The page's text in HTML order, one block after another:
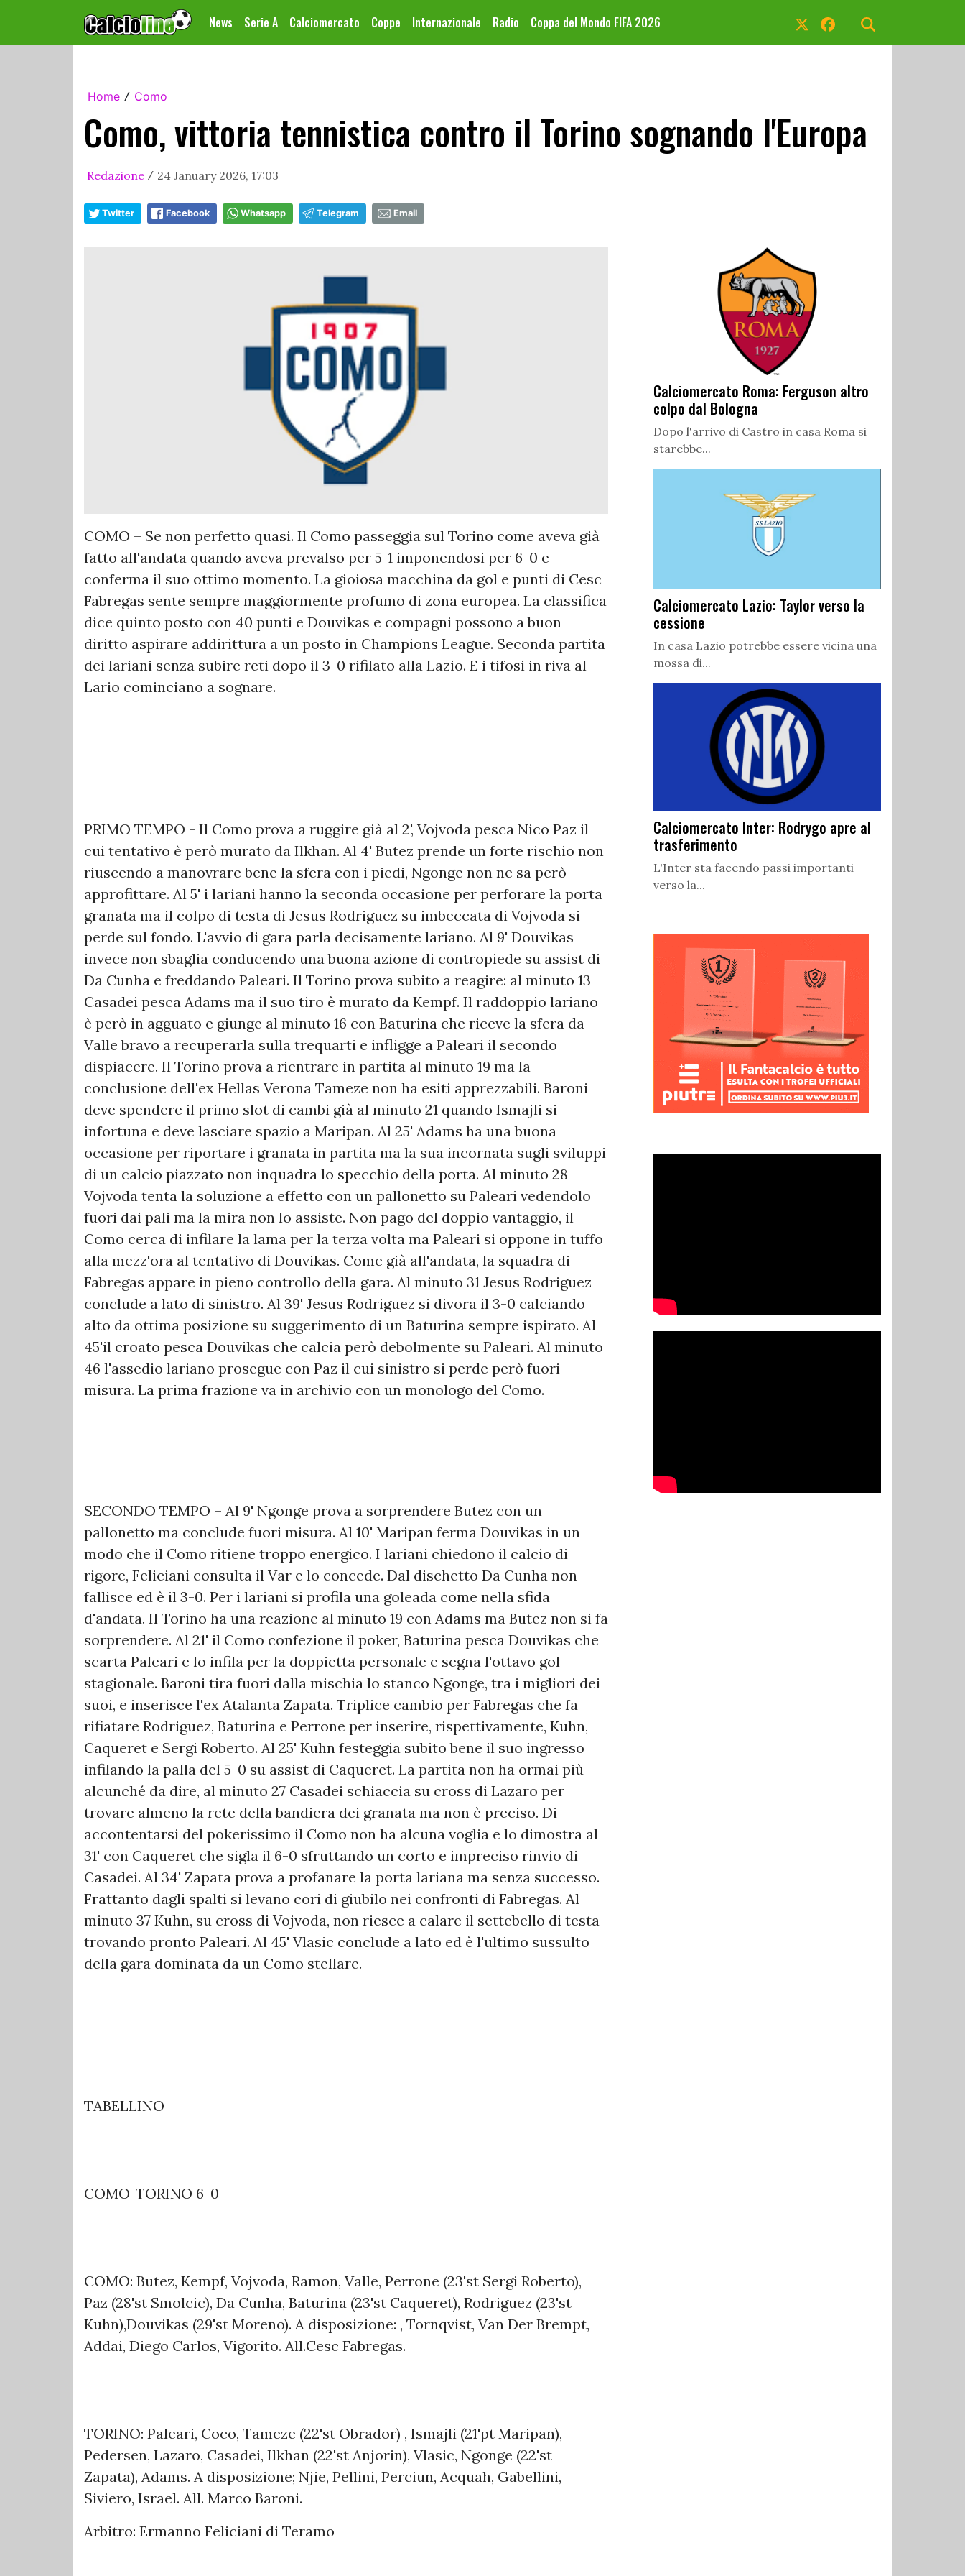
News Serie A Calciomercato Coppe Internazionale Radio Coppa del Mondo FIFA 2026
Home / Como
Como, vittoria tennistica contro il Torino sognando l'Europa
Redazione / 24 January 2026, 17:03
Twitter Facebook Whatsapp Telegram Email
COMO – Se non perfetto quasi. Il Como passeggia sul Torino come aveva già
fatto all'andata quando aveva prevalso per 5-1 imponendosi per 6-0 e
conferma il suo ottimo momento. La gioiosa macchina da gol e punti di Cesc
Fabregas sente sempre maggiormente profumo di zona europea. La classifica
dice quinto posto con 40 punti e Douvikas e compagni possono a buon
diritto aspirare addirittura a un posto in Champions League. Seconda partita
dei lariani senza subire reti dopo il 3-0 rifilato alla Lazio. E i tifosi in riva al
Lario cominciano a sognare.
PRIMO TEMPO - Il Como prova a ruggire già al 2', Vojvoda pesca Nico Paz il
cui tentativo è però murato da Ilkhan. Al 4' Butez prende un forte rischio non
riuscendo a manovrare bene la sfera con i piedi, Ngonge non ne sa però
approfittare. Al 5' i lariani hanno la seconda occasione per perforare la porta
granata ma il colpo di testa di Jesus Rodriguez su imbeccata di Vojvoda si
perde sul fondo. L'avvio di gara parla decisamente lariano. Al 9' Douvikas
invece non sbaglia conducendo una buona azione di contropiede su assist di
Da Cunha e freddando Paleari. Il Torino prova subito a reagire: al minuto 13
Casadei pesca Adams ma il suo tiro è murato da Kempf. Il raddoppio lariano
è però in agguato e giunge al minuto 16 con Baturina che riceve la sfera da
Valle bravo a recuperarla sulla trequarti e infligge a Paleari il secondo
dispiacere. Il Torino prova a rientrare in partita al minuto 19 ma la
conclusione dell'ex Hellas Verona Tameze non ha esiti apprezzabili. Baroni
deve spendere il primo slot di cambi già al minuto 21 quando Ismajli si
infortuna e deve lasciare spazio a Maripan. Al 25' Adams ha una buona
occasione per riportare i granata in partita ma la sua incornata sugli sviluppi
di un calcio piazzato non inquadra lo specchio della porta. Al minuto 28
Vojvoda tenta la soluzione a effetto con un pallonetto su Paleari vedendolo
fuori dai pali ma la mira non lo assiste. Non pago del doppio vantaggio, il
Como cerca di infilare la lama per la terza volta ma Paleari si oppone in tuffo
alla mezz'ora al tentativo di Douvikas. Come già all'andata, la squadra di
Fabregas appare in pieno controllo della gara. Al minuto 31 Jesus Rodriguez
conclude a lato di sinistro. Al 39' Jesus Rodriguez si divora il 3-0 calciando
alto da ottima posizione su suggerimento di un Baturina sempre ispirato. Al
45'il croato pesca Douvikas che calcia però debolmente su Paleari. Al minuto
46 l'assedio lariano prosegue con Paz il cui sinistro si perde però fuori
misura. La prima frazione va in archivio con un monologo del Como.
SECONDO TEMPO – Al 9' Ngonge prova a sorprendere Butez con un
pallonetto ma conclude fuori misura. Al 10' Maripan ferma Douvikas in un
modo che il Como ritiene troppo energico. I lariani chiedono il calcio di
rigore, Feliciani consulta il Var e lo concede. Dal dischetto Da Cunha non
fallisce ed è il 3-0. Per i lariani si profila una goleada come nella sfida
d'andata. Il Torino ha una reazione al minuto 19 con Adams ma Butez non si fa
sorprendere. Al 21' il Como confezione il poker, Baturina pesca Douvikas che
scarta Paleari e lo infila per la doppietta personale e segna l'ottavo gol
stagionale. Baroni tira fuori dalla mischia lo stanco Ngonge, tra i migliori dei
suoi, e inserisce l'ex Atalanta Zapata. Triplice cambio per Fabregas che fa
rifiatare Rodriguez, Baturina e Perrone per inserire, rispettivamente, Kuhn,
Caqueret e Sergi Roberto. Al 25' Kuhn festeggia subito bene il suo ingresso
infilando la palla del 5-0 su assist di Caqueret. La partita non ha ormai più
alcunché da dire, al minuto 27 Casadei schiaccia su cross di Lazaro per
trovare almeno la rete della bandiera dei granata ma non è preciso. Di
accontentarsi del pokerissimo il Como non ha alcuna voglia e lo dimostra al
31' con Caqueret che sigla il 6-0 sfruttando un corto e impreciso rinvio di
Casadei. Al 34' Zapata prova a profanare la porta lariana ma senza successo.
Frattanto dagli spalti si levano cori di giubilo nei confronti di Fabregas. Al
minuto 37 Kuhn, su cross di Vojvoda, non riesce a calare il settebello di testa
trovando pronto Paleari. Al 45' Vlasic conclude a lato ed è l'ultimo sussulto
della gara dominata da un Como stellare.
TABELLINO
COMO-TORINO 6-0
COMO: Butez, Kempf, Vojvoda, Ramon, Valle, Perrone (23'st Sergi Roberto),
Paz (28'st Smolcic), Da Cunha, Baturina (23'st Caqueret), Rodriguez (23'st
Kuhn),Douvikas (29'st Moreno). A disposizione: , Tornqvist, Van Der Brempt,
Addai, Diego Carlos, Vigorito. All.Cesc Fabregas.
TORINO: Paleari, Coco, Tameze (22'st Obrador) , Ismajli (21'pt Maripan),
Pedersen, Lazaro, Casadei, Ilkhan (22'st Anjorin), Vlasic, Ngonge (22'st
Zapata), Adams. A disposizione; Njie, Pellini, Perciun, Acquah, Gabellini,
Siviero, Israel. All. Marco Baroni.
Arbitro: Ermanno Feliciani di Teramo
Calciomercato Roma: Ferguson altro
colpo dal Bologna
Dopo l'arrivo di Castro in casa Roma si
starebbe...
Calciomercato Lazio: Taylor verso la
cessione
In casa Lazio potrebbe essere vicina una
mossa di...
Calciomercato Inter: Rodrygo apre al
trasferimento
L'Inter sta facendo passi importanti
verso la...